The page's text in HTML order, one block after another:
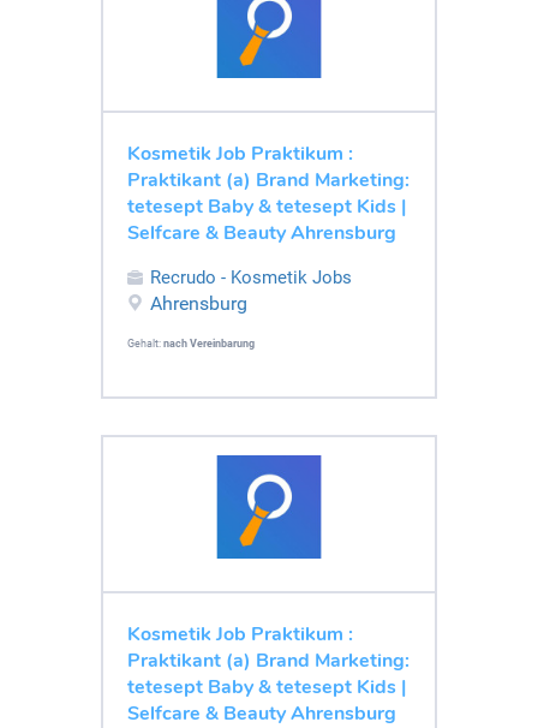
Kosmetik Job Praktikum :
Praktikant (a) Brand Marketing:
tetesept Baby & tetesept Kids |
Selfcare & Beauty Ahrensburg
Recrudo - Kosmetik Jobs
Ahrensburg
Gehalt: nach Vereinbarung
Kosmetik Job Praktikum :
Praktikant (a) Brand Marketing:
tetesept Baby & tetesept Kids |
Selfcare & Beauty Ahrensburg